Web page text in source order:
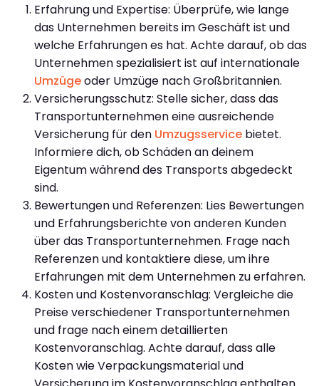
Erfahrung und Expertise: Überprüfe, wie lange
das Unternehmen bereits im Geschäft ist und
welche Erfahrungen es hat. Achte darauf, ob das
Unternehmen spezialisiert ist auf internationale
Umzügeoder Umzüge nach Großbritannien.
Versicherungsschutz: Stelle sicher, dass das
Transportunternehmen eine ausreichende
Versicherung für den Umzugsservice bietet.
Informiere dich, ob Schäden an deinem
Eigentum während des Transports abgedeckt
sind.
Bewertungen und Referenzen: Lies Bewertungen
und Erfahrungsberichte von anderen Kunden
über das Transportunternehmen. Frage nach
Referenzen und kontaktiere diese, um ihre
Erfahrungen mit dem Unternehmen zu erfahren.
Kosten und Kostenvoranschlag: Vergleiche die
Preise verschiedener Transportunternehmen
und frage nach einem detaillierten
Kostenvoranschlag. Achte darauf, dass alle
Kosten wie Verpackungsmaterial und